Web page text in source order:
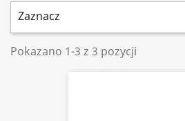
Zaznacz
Pokazano 1-3 z 3 pozycji